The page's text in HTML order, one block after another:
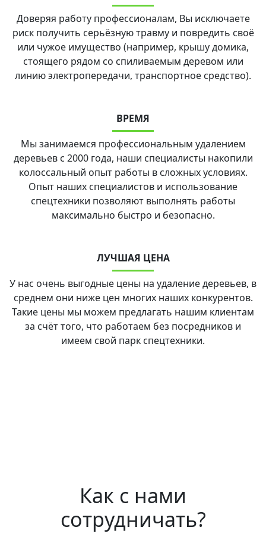
Доверяя работу профессионалам, Вы исключаете
риск получить серьёзную травму и повредить своё
или чужое имущество (например, крышу домика,
стоящего рядом со спиливаемым деревом или
линию электропередачи, транспортное средство).
ВРЕМЯ
Мы занимаемся профессиональным удалением
деревьев с 2000 года, наши специалисты накопили
колоссальный опыт работы в сложных условиях.
Опыт наших специалистов и использование
спецтехники позволяют выполнять работы
максимально быстро и безопасно.
ЛУЧШАЯ ЦЕНА
У нас очень выгодные цены на удаление деревьев, в
среднем они ниже цен многих наших конкурентов.
Такие цены мы можем предлагать нашим клиентам
за счёт того, что работаем без посредников и
имеем свой парк спецтехники.
Как с нами
сотрудничать?